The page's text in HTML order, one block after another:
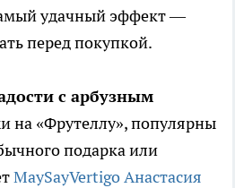
удачный эффект —
перед покупкой.
с арбузным
на «Фрутеллу», популярны
подарка или
MaySayVertigo Анастасия